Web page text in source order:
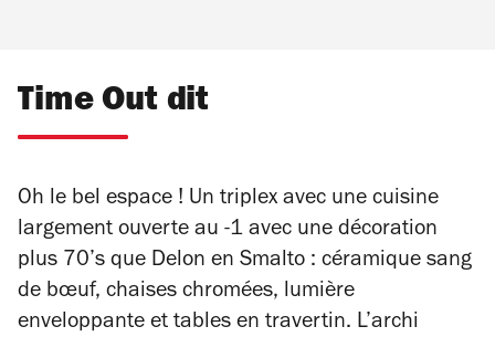
Time Out dit
Oh le bel espace ! Un triplex avec une cuisine
largement ouverte au -1 avec une décoration
plus 70’s que Delon en Smalto : céramique sang
de bœuf, chaises chromées, lumière
enveloppante et tables en travertin. L’archi